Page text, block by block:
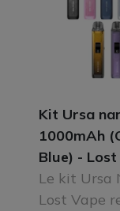
Kit Ursa
1000mAh
Blue) - Lost
Le kit Ursa
Lost Vape